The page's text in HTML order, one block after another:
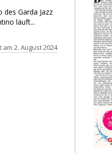
des Garda Jazz
läuft...
am 2. August 2024